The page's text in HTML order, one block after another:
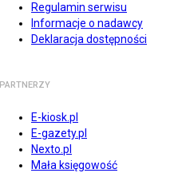
Regulamin serwisu
Informacje o nadawcy
Deklaracja dostępności
PARTNERZY
E-kiosk.pl
E-gazety.pl
Nexto.pl
Mała księgowość